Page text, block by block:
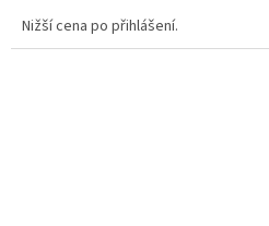
Nižší cena po přihlášení.